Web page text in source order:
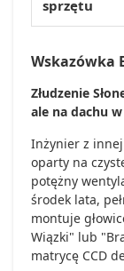
sprzętu
Wskazówka
Złudzenie
ale na dachu w
Inżynier z
oparty na
potężny
środek lata,
montuje
Wiązki" lub
matrycę CCD